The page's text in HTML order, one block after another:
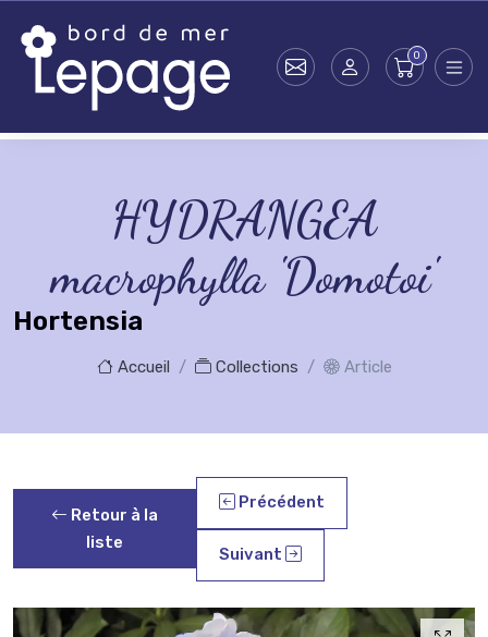
HYDRANGEA
macrophylla 'Domotoi'
Hortensia
Accueil Collections Article
Retour à la
liste
Précédent
Suivant